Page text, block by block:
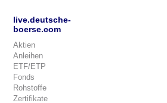
live.deutsche-
boerse.com
Aktien
Anleihen
ETF/ETP
Fonds
Rohstoffe
Zertifikate